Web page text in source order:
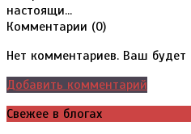
настоящи...
Комментарии (0)
Нет комментариев. Ваш
Добавить комментарий
Свежее в блогах